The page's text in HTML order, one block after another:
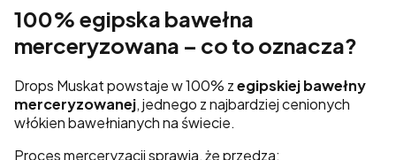
100% egipska bawełna
merceryzowana – co to oznacza?
Drops Muskat powstaje w 100% zegipskiej bawełny
merceryzowanej, jednego z najbardziej cenionych
włókien bawełnianych na świecie.
Proces merceryzacji sprawia, że przędza: